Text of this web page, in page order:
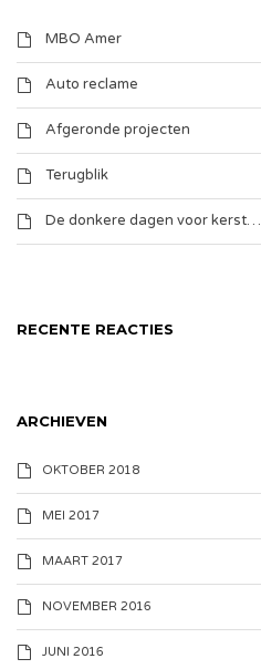
MBO Amer
Auto reclame
Afgeronde projecten
Terugblik
De donkere dagen voor kerst…
RECENTE REACTIES
ARCHIEVEN
OKTOBER 2018
MEI 2017
MAART 2017
NOVEMBER 2016
JUNI 2016